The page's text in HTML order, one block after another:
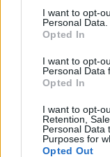
consent section.
I want to opt-
Personal Data.
Opted In
I want to opt-
Personal Data
Opted In
I want to opt-
Retention,
Personal Data
Purposes for
Opted Out